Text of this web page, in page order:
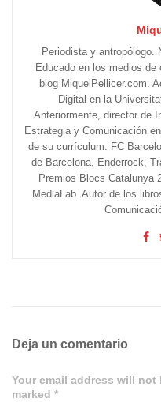
Periodista y antropólogo.
Educado en los medios
blog MiquelPellicer.com.
Digital en la
Anteriormente, director de
Estrategia y Comunicación
de su currículum: FC
de Barcelona, Enderrock,
Premios Blocs Catalunya
MediaLab. Autor de los
Deja un comentario
Your email address will
marked *